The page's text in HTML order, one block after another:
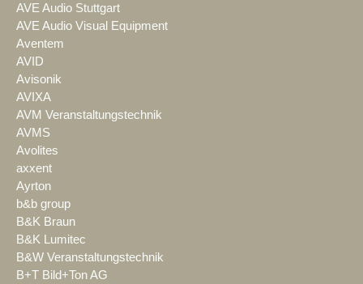
AVE Audio Stuttgart
AVE Audio Visual Equipment
Aventem
AVID
Avisonik
AVIXA
AVM Veranstaltungstechnik
AVMS
Avolites
axxent
Ayrton
b&b group
B&K Braun
B&K Lumitec
B&W Veranstaltungstechnik
B+T Bild+Ton AG